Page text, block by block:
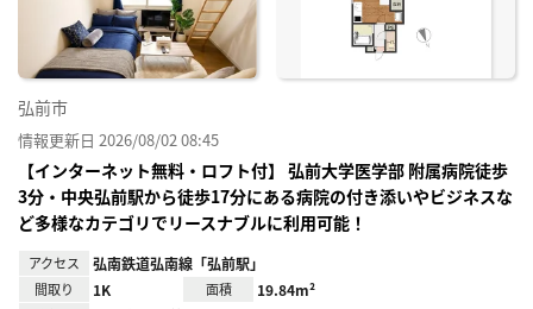
弘前市
情報更新日 2026/08/02 08:45
【インターネット無料・ロフト付】 弘前大学医学部 附属病院徒歩
3分・中央弘前駅から徒歩17分にある病院の付き添いやビジネスな
ど多様なカテゴリでリースナブルに利用可能！
アクセス 弘南鉄道弘南線「弘前駅」
間取り 1K 面積 19.84m²